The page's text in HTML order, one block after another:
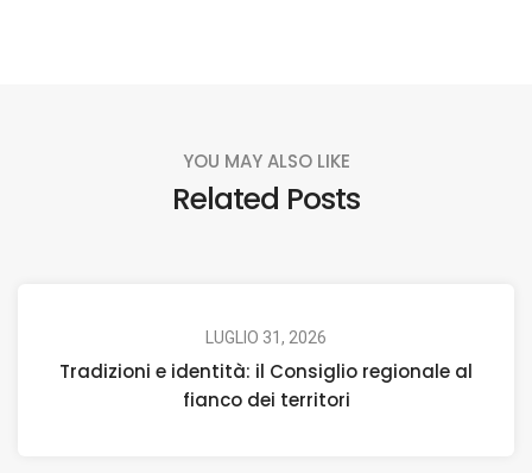
YOU MAY ALSO LIKE
Related Posts
LUGLIO 31, 2026
Tradizioni e identità: il Consiglio regionale al
fianco dei territori